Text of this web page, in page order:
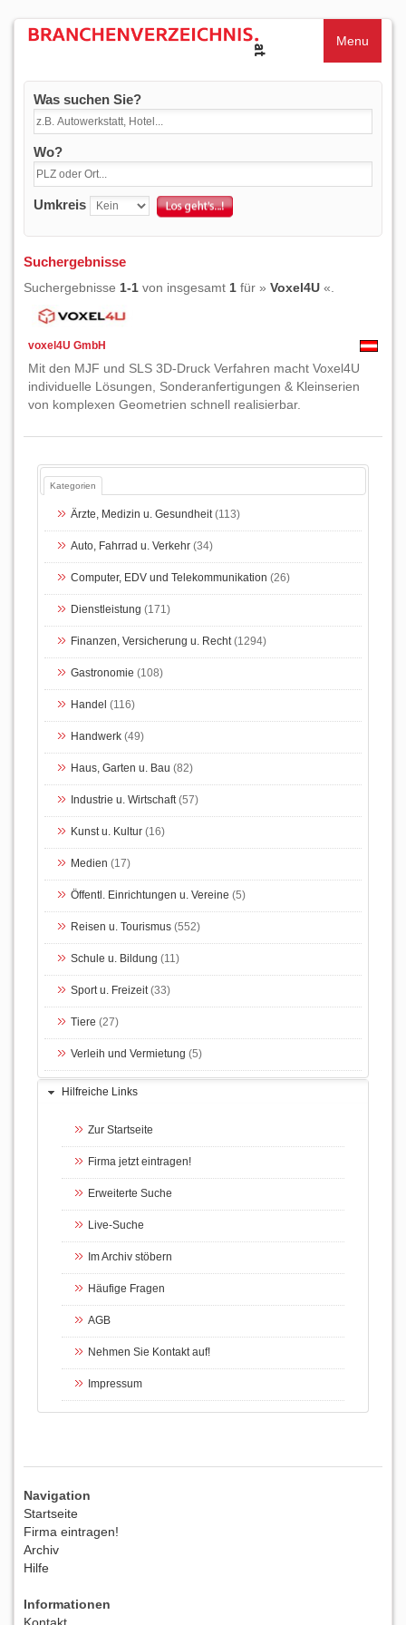
Menu
Was suchen Sie?
Wo?
Umkreis
Suchergebnisse
Suchergebnisse 1-1 von insgesamt 1 für » Voxel4U «.
voxel4U GmbH
Mit den MJF und SLS 3D-Druck Verfahren macht Voxel4U
individuelle Lösungen, Sonderanfertigungen & Kleinserien
von komplexen Geometrien schnell realisierbar.
Kategorien
Ärzte, Medizin u. Gesundheit(113)
Auto, Fahrrad u. Verkehr (34)
Computer, EDV und Telekommunikation (26)
Dienstleistung (171)
Finanzen, Versicherung u. Recht(1294)
Gastronomie (108)
Handel (116)
Handwerk (49)
Haus, Garten u. Bau (82)
Industrie u. Wirtschaft(57)
Kunst u. Kultur (16)
Medien (17)
Öffentl. Einrichtungen u. Vereine (5)
Reisen u. Tourismus (552)
Schule u. Bildung (11)
Sport u. Freizeit(33)
Tiere (27)
Verleih und Vermietung (5)
Hilfreiche Links
Zur Startseite
Firma jetzt eintragen!
Erweiterte Suche
Live-Suche
Im Archiv stöbern
Häufige Fragen
AGB
Nehmen Sie Kontakt auf!
Impressum
Navigation
Startseite
Firma eintragen!
Archiv
Hilfe
Informationen